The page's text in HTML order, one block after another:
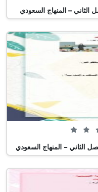
الثاني – المنهاج السعودي
0 من 5 (0 تصويت)
الثاني – المنهاج السعودي